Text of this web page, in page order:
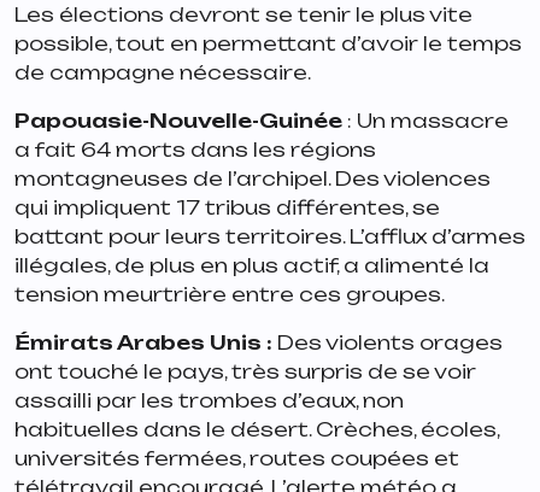
Les élections devront se tenir le plus vite
possible, tout en permettant d’avoir le temps
de campagne nécessaire.
Papouasie-Nouvelle-Guinée : Un massacre
a fait 64 morts dans les régions
montagneuses de l’archipel. Des violences
qui impliquent 17 tribus différentes, se
battant pour leurs territoires. L’afflux d’armes
illégales, de plus en plus actif, a alimenté la
tension meurtrière entre ces groupes.
Émirats Arabes Unis : Des violents orages
ont touché le pays, très surpris de se voir
assailli par les trombes d’eaux, non
habituelles dans le désert. Crèches, écoles,
universités fermées, routes coupées et
télétravail encouragé. L’alerte météo a